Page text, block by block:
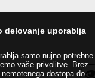
delovanje uporablja
samo nujno potrebne
vaše privolitve. Brez
dostopa do